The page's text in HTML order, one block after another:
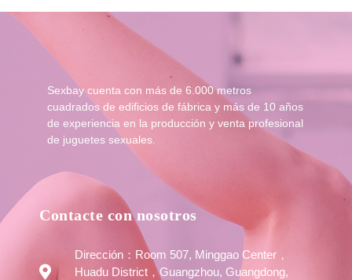
Sexbay cuenta con más de 6.000 metros
cuadrados de edificios de fábrica y más de 10 años
de experiencia en la producción y venta profesional
de juguetes sexuales.
Contacte con nosotros
Dirección：Room 507, Minggao Center，
Huadu District，Guangzhou, Guangdong,